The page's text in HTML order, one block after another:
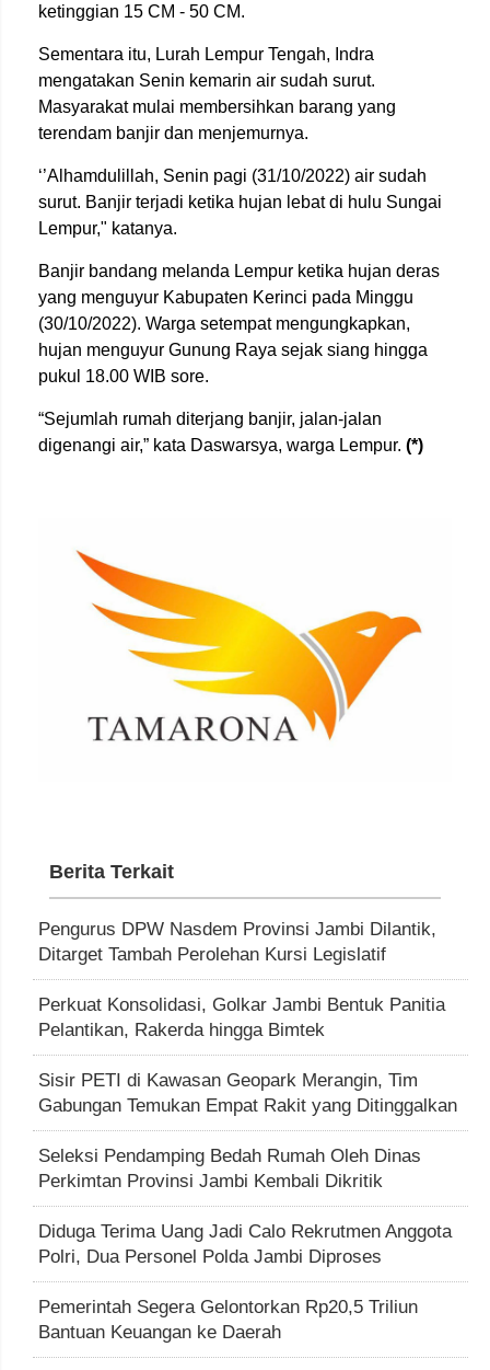
ketinggian 15 CM - 50 CM.
Sementara itu, Lurah Lempur Tengah, Indra
mengatakan Senin kemarin air sudah surut.
Masyarakat mulai membersihkan barang yang
terendam banjir dan menjemurnya.
‘’Alhamdulillah, Senin pagi (31/10/2022) air sudah
surut. Banjir terjadi ketika hujan lebat di hulu Sungai
Lempur," katanya.
Banjir bandang melanda Lempur ketika hujan deras
yang menguyur Kabupaten Kerinci pada Minggu
(30/10/2022). Warga setempat mengungkapkan,
hujan menguyur Gunung Raya sejak siang hingga
pukul 18.00 WIB sore.
“Sejumlah rumah diterjang banjir, jalan-jalan
digenangi air,” kata Daswarsya, warga Lempur. (*)
Berita Terkait
Pengurus DPW Nasdem Provinsi Jambi Dilantik,
Ditarget Tambah Perolehan Kursi Legislatif
Perkuat Konsolidasi, Golkar Jambi Bentuk Panitia
Pelantikan, Rakerda hingga Bimtek
Sisir PETI di Kawasan Geopark Merangin, Tim
Gabungan Temukan Empat Rakit yang Ditinggalkan
Seleksi Pendamping Bedah Rumah Oleh Dinas
Perkimtan Provinsi Jambi Kembali Dikritik
Diduga Terima Uang Jadi Calo Rekrutmen Anggota
Polri, Dua Personel Polda Jambi Diproses
Pemerintah Segera Gelontorkan Rp20,5 Triliun
Bantuan Keuangan ke Daerah